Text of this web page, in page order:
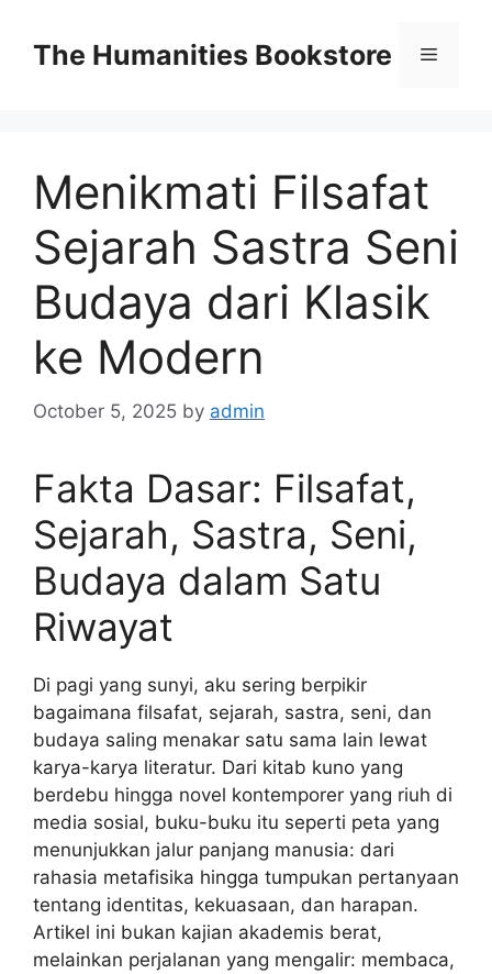
contentThe Humanities Bookstore Menu
Menikmati Filsafat
Sejarah Sastra Seni
Budaya dari Klasik
ke Modern
October 5, 2025 by admin
Fakta Dasar: Filsafat,
Sejarah, Sastra, Seni,
Budaya dalam Satu
Riwayat
Di pagi yang sunyi, aku sering berpikir
bagaimana filsafat, sejarah, sastra, seni, dan
budaya saling menakar satu sama lain lewat
karya-karya literatur. Dari kitab kuno yang
berdebu hingga novel kontemporer yang riuh di
media sosial, buku-buku itu seperti peta yang
menunjukkan jalur panjang manusia: dari
rahasia metafisika hingga tumpukan pertanyaan
tentang identitas, kekuasaan, dan harapan.
Artikel ini bukan kajian akademis berat,
melainkan perjalanan yang mengalir: membaca,